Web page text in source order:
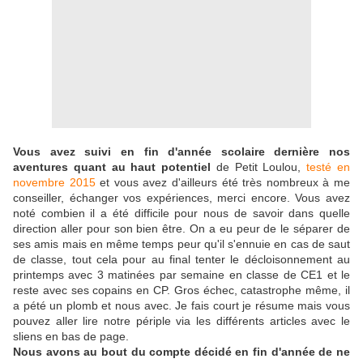
Vous avez suivi en fin d'année scolaire dernière nos
aventures quant au haut potentiel de Petit Loulou,
testé en
novembre 2015et vous avez d'ailleurs été très nombreux à me
conseiller, échanger vos expériences, merci encore. Vous avez
noté combien il a été difficile pour nous de savoir dans quelle
direction aller pour son bien être. On a eu peur de le séparer de
ses amis mais en même temps peur qu'il s'ennuie en cas de saut
de classe, tout cela pour au final tenter le décloisonnement au
printemps avec 3 matinées par semaine en classe de CE1 et le
reste avec ses copains en CP. Gros échec, catastrophe même, il
a pété un plomb et nous avec. Je fais court je résume mais vous
pouvez aller lire notre périple via les différents articles avec le
sliens en bas de page.
Nous avons au bout du compte décidé en fin d'année de ne